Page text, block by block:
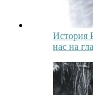
История
нас на